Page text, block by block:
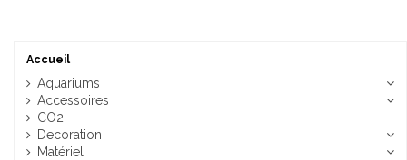
Accueil
Aquariums
Accessoires
CO2
Decoration
Matériel